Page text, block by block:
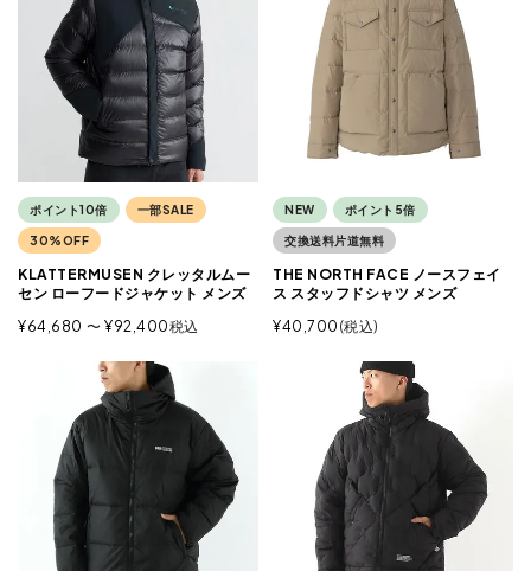
ポイント10倍 一部SALE
30%OFF
KLATTERMUSEN クレッタルムー
セン ローフードジャケット メンズ
¥64,680 〜 ¥92,400税込
NEW ポイント5倍
交換送料片道無料
THE NORTH FACE ノースフェイ
ス スタッフドシャツ メンズ
¥40,700 税込